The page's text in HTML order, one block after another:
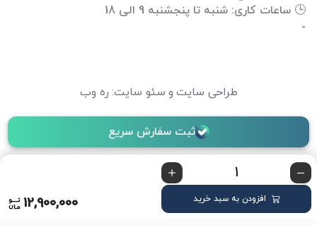
ثبت سفارش سریع
افزودن به سبد خرید 12,900,000
-
طراحی سایت و سئو سایت: ره وب